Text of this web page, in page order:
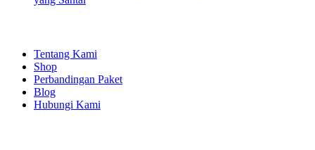
Tentang Kami
Shop
Perbandingan Paket
Blog
Hubungi Kami